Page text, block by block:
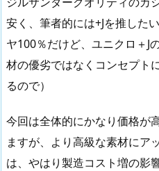
安く、筆者的には+Jを推した
ヤ100％だけど、ユニクロ＋J
材の優劣ではなくコンセプト
るので）
今回は全体的にかなり価格が
ますが、より高級な素材にア
は、やはり製造コスト増の影